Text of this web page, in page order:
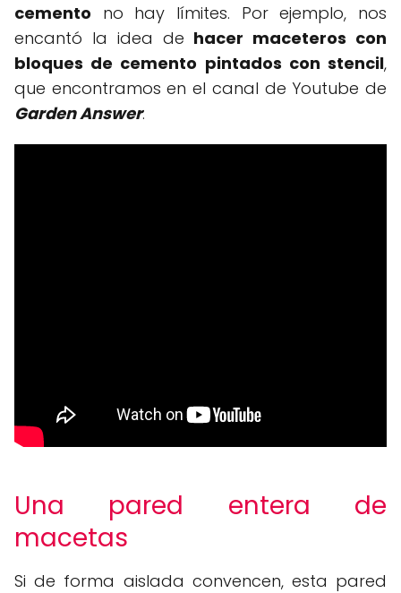
cemento no hay límites. Por ejemplo, nos
encantó la idea de hacer maceteros con
bloques de cemento pintados con stencil,
que encontramos en el canal de Youtube de
Garden Answer:
Una pared entera de
macetas
Si de forma aislada convencen, esta pared